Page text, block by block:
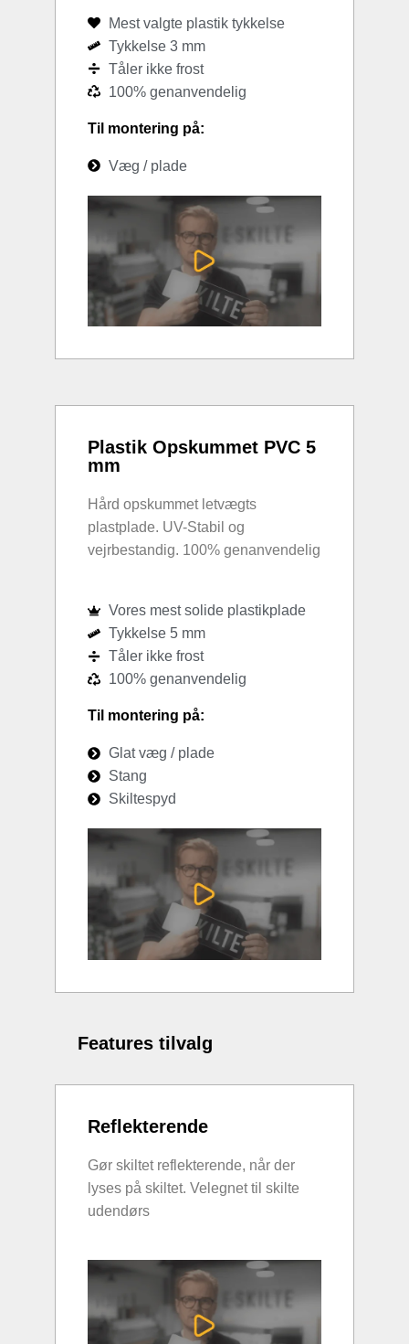
Mest valgte plastik tykkelse
Tykkelse 3 mm
Tåler ikke frost
100% genanvendelig
Til montering på:
Væg / plade
Plastik Opskummet PVC 5
mm
Hård opskummet letvægts
plastplade. UV-Stabil og
vejrbestandig. 100% genanvendelig
Vores mest solide plastikplade
Tykkelse 5 mm
Tåler ikke frost
100% genanvendelig
Til montering på:
Glat væg / plade
Stang
Skiltespyd
Features tilvalg
Reflekterende
Gør skiltet reflekterende, når der
lyses på skiltet. Velegnet til skilte
udendørs